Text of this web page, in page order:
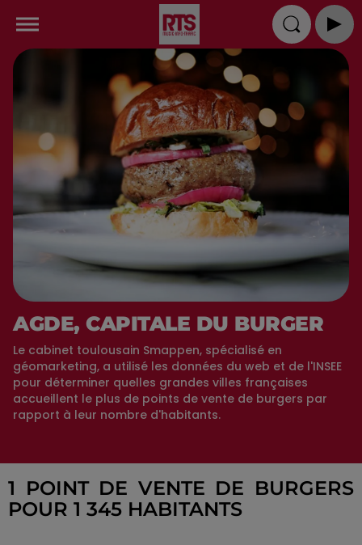
AGDE, CAPITALE DU BURGER
Le cabinet toulousain Smappen, spécialisé en
géomarketing, a utilisé les données du web et de l'INSEE
pour déterminer quelles grandes villes françaises
accueillent le plus de points de vente de burgers par
rapport à leur nombre d'habitants.
1 POINT DE VENTE DE BURGERS
POUR 1 345 HABITANTS